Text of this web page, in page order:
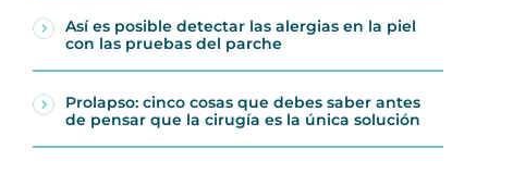
Así es posible detectar las alergias en la piel
con las pruebas del parche
Prolapso: cinco cosas que debes saber antes
de pensar que la cirugía es la única solución